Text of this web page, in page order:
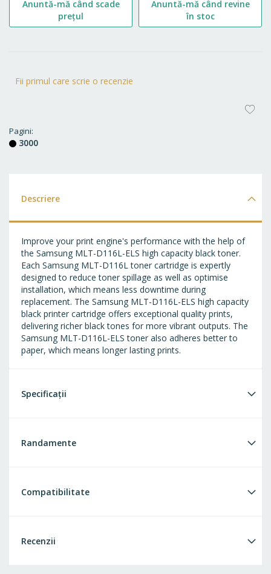
Fii primul care scrie o recenzie
Pagini
3000
Anuntă-mă când scade
prețul
Anuntă-mă când revine
în stoc
Descriere
Improve your print engine's performance with the help of
the Samsung MLT-D116L-ELS high capacity black toner.
Each Samsung MLT-D116L toner cartridge is expertly
designed to reduce toner spillage as well as optimise
installation, which means less downtime during
replacement. The Samsung MLT-D116L-ELS high capacity
black printer cartridge offers exceptional quality prints,
delivering richer black tones for more vibrant outputs. The
Samsung MLT-D116L-ELS toner also adheres better to
paper, which means longer lasting prints.
Specificații
Randamente
Compatibilitate
Recenzii